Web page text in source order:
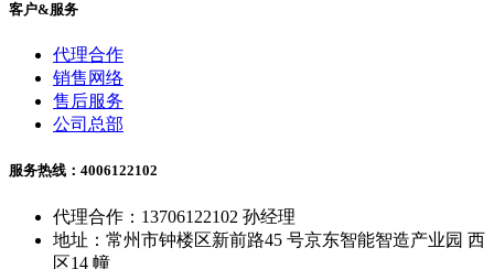
客户&服务
代理合作
销售网络
售后服务
公司总部
服务热线：4006122102
代理合作：13706122102 孙经理
地址：常州市钟楼区新前路45 号京东智能智造产业园 西
区14 幢